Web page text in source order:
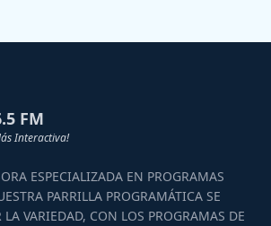
FM
Interactiva!
ESPECIALIZADA EN PROGRAMAS
PARRILLA PROGRAMÁTICA SE
LA VARIEDAD, CON LOS PROGRAMAS DE